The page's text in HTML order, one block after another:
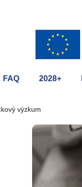
FAQ 2028+
výzkum